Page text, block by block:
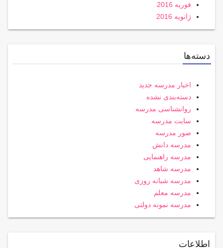
فوریه 2016
ژانویه 2016
دسته‌ها
اخبار مدرسه جدید
دسته‌بندی نشده
روانشناسی مدرسه
سایت مدرسه
صور مدرسه
مدرسه دانش
مدرسه راهنمایی
مدرسه شاهد
مدرسه شبانه روزی
مدرسه معلم
مدرسه نمونه دولتی
اطلاعات